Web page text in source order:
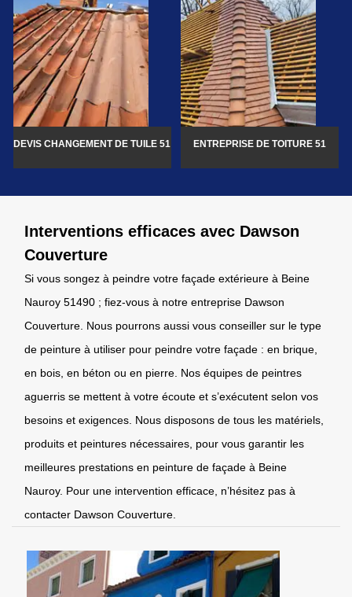
DEVIS CHANGEMENT DE TUILE 51 ENTREPRISE DE TOITURE 51
Interventions efficaces avec Dawson
Couverture
Si vous songez à peindre votre façade extérieure à Beine
Nauroy 51490 ; fiez-vous à notre entreprise Dawson
Couverture. Nous pourrons aussi vous conseiller sur le type
de peinture à utiliser pour peindre votre façade : en brique,
en bois, en béton ou en pierre. Nos équipes de peintres
aguerris se mettent à votre écoute et s’exécutent selon vos
besoins et exigences. Nous disposons de tous les matériels,
produits et peintures nécessaires, pour vous garantir les
meilleures prestations en peinture de façade à Beine
Nauroy. Pour une intervention efficace, n’hésitez pas à
contacter Dawson Couverture.